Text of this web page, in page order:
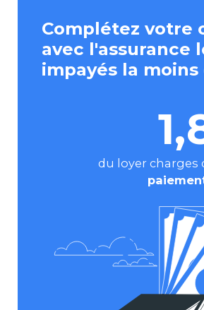
Complétez votre
avec l'assurance
impayés la moins
du loyer charges